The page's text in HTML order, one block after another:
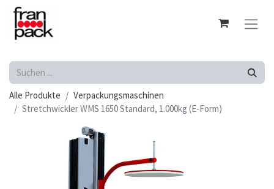
Alle Produkte
Verpackungsmaschinen
Stretchwickler WMS 1650 Standard, 1.000kg (E-Form)